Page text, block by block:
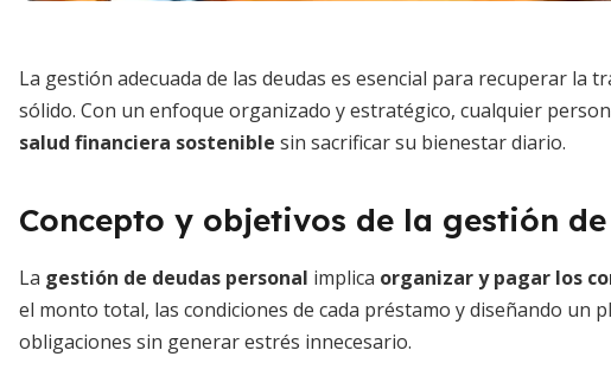
La gestión adecuada de las deudas es esencial para recuperar la
sólido. Con un enfoque organizado y estratégico, cualquier
salud financiera sostenible sin sacrificar su bienestar diario.
Concepto y objetivos de la gestión
La gestión de deudas personal implica organizar y pagar los
el monto total, las condiciones de cada préstamo y diseñando un
obligaciones sin generar estrés innecesario.